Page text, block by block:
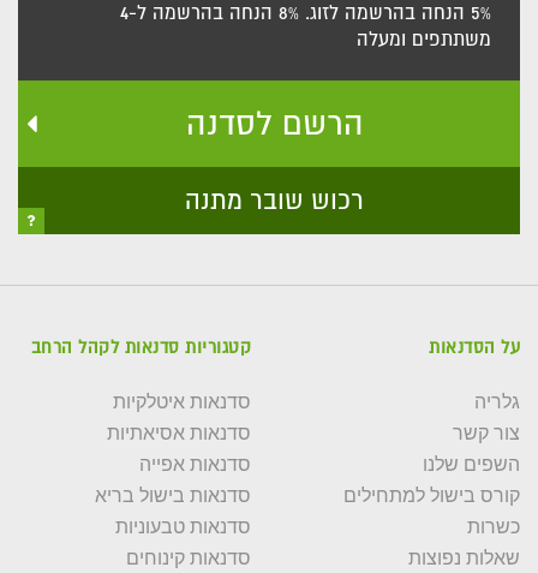
5% הנחה בהרשמה לזוג. 8% הנחה בהרשמה ל-4
משתתפים ומעלה
הרשם לסדנה
רכוש שובר מתנה
על הסדנאות
גלריה
צור קשר
השפים שלנו
קורס בישול למתחילים
כשרות
שאלות נפוצות
קטגוריות סדנאות לקהל הרחב
סדנאות איטלקיות
סדנאות אסיאתיות
סדנאות אפייה
סדנאות בישול בריא
סדנאות טבעוניות
סדנאות קינוחים